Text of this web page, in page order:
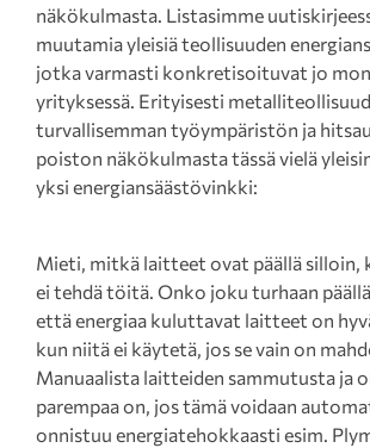
näkökulmasta. Listasimme
muutamia yleisiä teollisuuden
jotka varmasti konkretisoituvat jo
yrityksessä. Erityisesti
turvallisemman työympäristön ja
poiston näkökulmasta tässä vielä
yksi energiansäästövinkki:
Mieti, mitkä laitteet ovat päällä silloin,
ei tehdä töitä. Onko joku turhaan
että energiaa kuluttavat laitteet on
kun niitä ei käytetä, jos se vain on
Manuaalista laitteiden sammutusta ja
parempaa on, jos tämä voidaan
onnistuu energiatehokkaasti esim.